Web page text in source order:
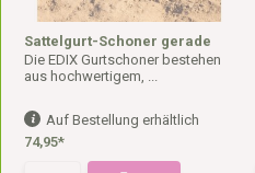
Sattelgurt-Schoner gerade
Die EDIX Gurtschoner bestehen
aus hochwertigem, ...
Auf Bestellung erhältlich
74,95*